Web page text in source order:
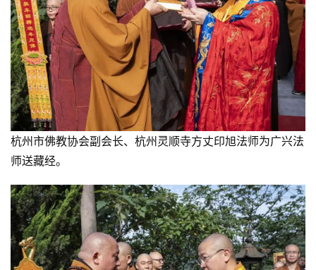
杭州市佛教协会副会长、杭州灵顺寺方丈印旭法师为广兴法
师送藏经。